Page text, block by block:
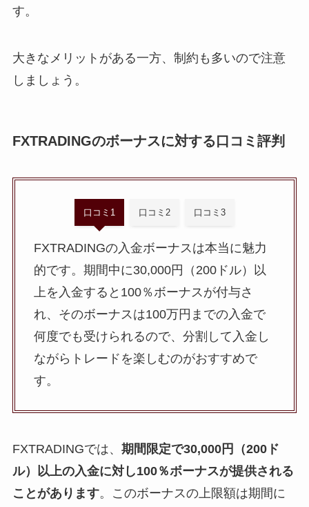
す。
大きなメリットがある一方、制約も多いので注意
しましょう。
FXTRADINGのボーナスに対する口コミ評判
口コミ1 口コミ2 口コミ3
FXTRADINGの入金ボーナスは本当に魅力
的です。期間中に30,000円（200ドル）以
上を入金すると100％ボーナスが付与さ
れ、そのボーナスは100万円までの入金で
何度でも受けられるので、分割して入金し
ながらトレードを楽しむのがおすすめで
す。
FXTRADINGでは、 期間限定で30,000円（200ド
ル）以上の入金に対し100％ボーナスが提供される
ことがあります。このボーナスの上限額は期間に